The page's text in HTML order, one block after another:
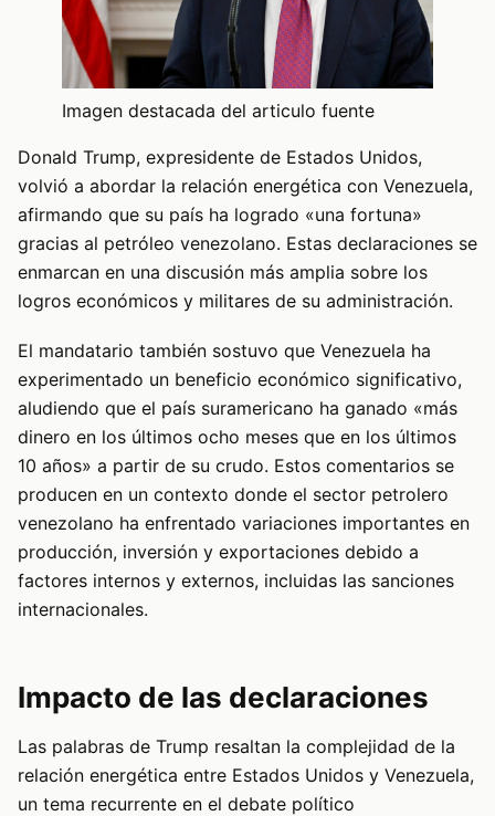
Imagen destacada del articulo fuente
Donald Trump, expresidente de Estados Unidos,
volvió a abordar la relación energética con Venezuela,
afirmando que su país ha logrado «una fortuna»
gracias al petróleo venezolano. Estas declaraciones se
enmarcan en una discusión más amplia sobre los
logros económicos y militares de su administración.
El mandatario también sostuvo que Venezuela ha
experimentado un beneficio económico significativo,
aludiendo que el país suramericano ha ganado «más
dinero en los últimos ocho meses que en los últimos
10 años» a partir de su crudo. Estos comentarios se
producen en un contexto donde el sector petrolero
venezolano ha enfrentado variaciones importantes en
producción, inversión y exportaciones debido a
factores internos y externos, incluidas las sanciones
internacionales.
Impacto de las declaraciones
Las palabras de Trump resaltan la complejidad de la
relación energética entre Estados Unidos y Venezuela,
un tema recurrente en el debate político